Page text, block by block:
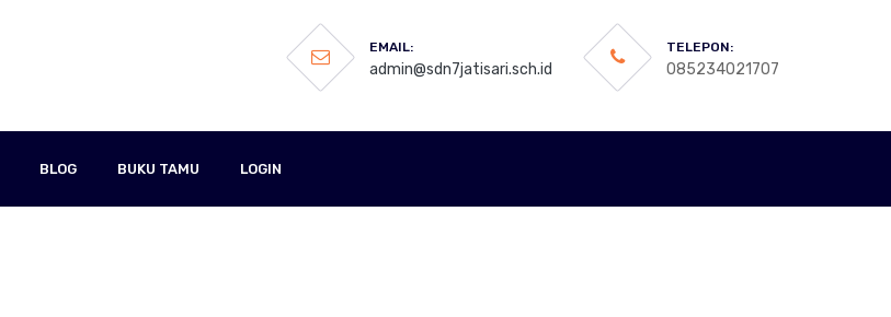
EMAIL:
admin@sdn7jatisari.sch.id
TELEPON:
085234021707
BLOG BUKU TAMU LOGIN